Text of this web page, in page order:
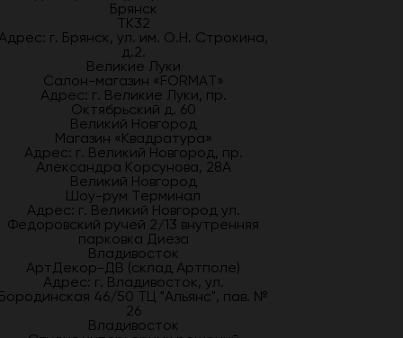
Брянск
ТК32
г. Брянск, ул. им. О.Н. Строкина,
д.2.
Великие Луки
Салон-магазин «FORMAT»
Адрес: г. Великие Луки, пр.
Октябрьский д. 60
Великий Новгород
Магазин «Квадратура»
Адрес: г. Великий Новгород, пр.
Александра Корсунова, 28А
Великий Новгород
Шоу-рум Терминал
Адрес: г. Великий Новгород ул.
Федоровский ручей 2/13 внутренняя
парковка Диеза
Владивосток
АртДекор-ДВ (склад Артполе)
Адрес: г. Владивосток, ул.
46/50 ТЦ "Альянс", пав. №
26
Владивосток